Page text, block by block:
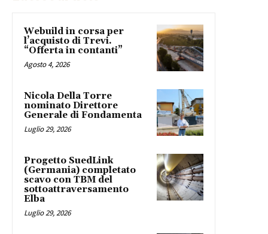
Webuild in corsa per
l’acquisto di Trevi.
“Offerta in contanti”
Agosto 4, 2026
Nicola Della Torre
nominato Direttore
Generale di Fondamenta
Luglio 29, 2026
Progetto SuedLink
(Germania) completato
scavo con TBM del
sottoattraversamento
Elba
Luglio 29, 2026